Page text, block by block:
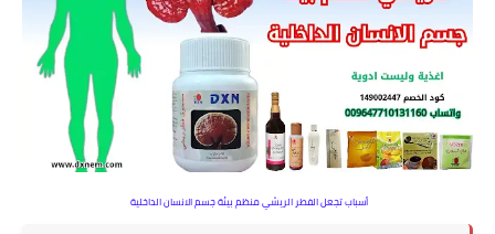
أسباب تجعل الفطر الريشي منظم بيئة جسم الانسان الداخلية